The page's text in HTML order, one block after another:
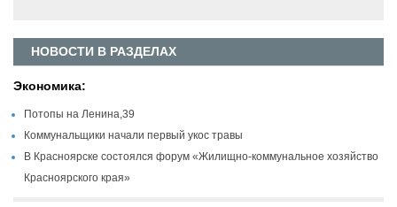
НОВОСТИ В РАЗДЕЛАХ
Экономика:
Потопы на Ленина,39
Коммунальщики начали первый укос травы
В Красноярске состоялся форум «Жилищно-коммунальное хозяйство
Красноярского края»